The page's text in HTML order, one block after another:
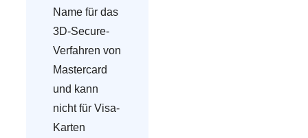
Name für das
3D-Secure-
Verfahren von
Mastercard
und kann
nicht für Visa-
Karten